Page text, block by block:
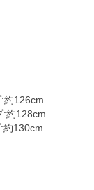
約126cm
:約128cm
約130cm